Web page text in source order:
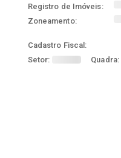
Registro de Imóveis:
Zoneamento:
Cadastro Fiscal:
Setor:
Quadra: